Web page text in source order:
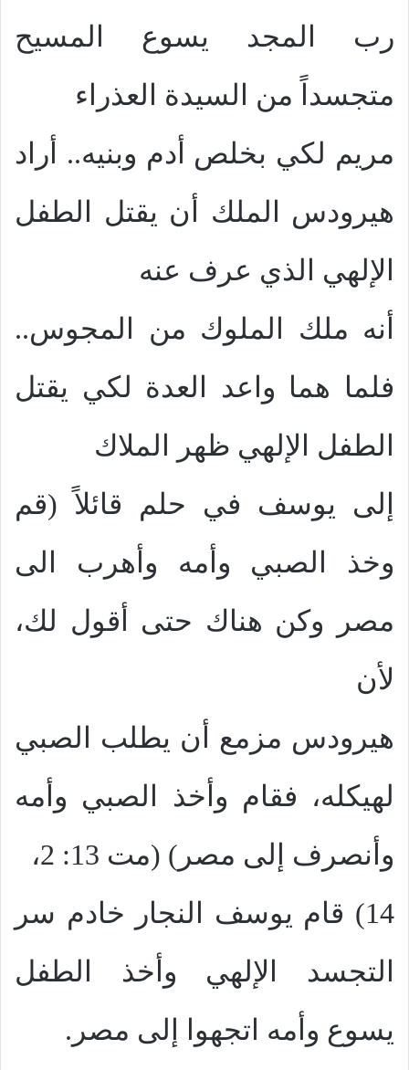
رب المجد يسوع المسيح
متجسداً من السيدة العذراء
مريم لكي بخلص أدم وبنيه.. أراد
هيرودس الملك أن يقتل الطفل
الإلهي الذي عرف عنه
أنه ملك الملوك من المجوس..
فلما هما واعد العدة لكي يقتل
الطفل الإلهي ظهر الملاك
إلى يوسف في حلم قائلاً (قم
وخذ الصبي وأمه وأهرب الى
مصر وكن هناك حتى أقول لك،
لأن
هيرودس مزمع أن يطلب الصبي
لهيكله، فقام وأخذ الصبي وأمه
وأنصرف إلى مصر) (مت 13: 2،
14) قام يوسف النجار خادم سر
التجسد الإلهي وأخذ الطفل
يسوع وأمه اتجهوا إلى مصر.